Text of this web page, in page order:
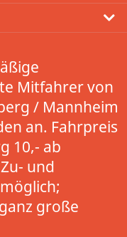
Mitfahrer von
/ Mannheim
an. Fahrpreis
10,- ab
und
große